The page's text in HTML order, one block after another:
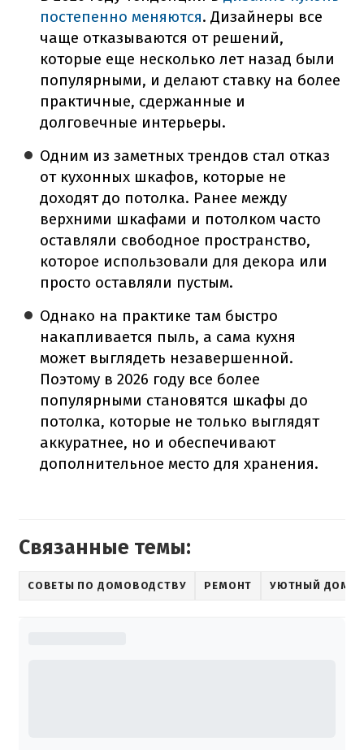
постепенно меняются. Дизайнеры все
чаще отказываются от решений,
которые еще несколько лет назад были
популярными, и делают ставку на более
практичные, сдержанные и
долговечные интерьеры.
Одним из заметных трендов стал отказ
от кухонных шкафов, которые не
доходят до потолка. Ранее между
верхними шкафами и потолком часто
оставляли свободное пространство,
которое использовали для декора или
просто оставляли пустым.
Однако на практике там быстро
накапливается пыль, а сама кухня
может выглядеть незавершенной.
Поэтому в 2026 году все более
популярными становятся шкафы до
потолка, которые не только выглядят
аккуратнее, но и обеспечивают
дополнительное место для хранения.
Связанные темы:
СОВЕТЫ ПО ДОМОВОДСТВУ РЕМОНТ УЮТНЫЙ ДОМ